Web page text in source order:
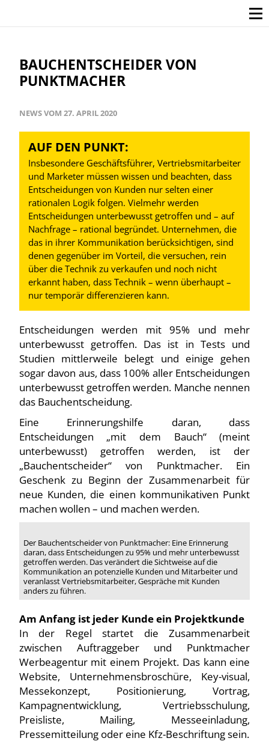
BAUCHENTSCHEIDER VON
PUNKTMACHER
NEWS VOM 27. APRIL 2020
AUF DEN PUNKT:
Insbesondere Geschäftsführer, Vertriebsmitarbeiter
und Marketer müssen wissen und beachten, dass
Entscheidungen von Kunden nur selten einer
rationalen Logik folgen. Vielmehr werden
Entscheidungen unterbewusst getroffen und – auf
Nachfrage – rational begründet. Unternehmen, die
das in ihrer Kommunikation berücksichtigen, sind
denen gegenüber im Vorteil, die versuchen, rein
über die Technik zu verkaufen und noch nicht
erkannt haben, dass Technik – wenn überhaupt –
nur temporär differenzieren kann.
Entscheidungen werden mit 95% und mehr
unterbewusst getroffen. Das ist in Tests und
Studien mittlerweile belegt und einige gehen
sogar davon aus, dass 100% aller Entscheidungen
unterbewusst getroffen werden. Manche nennen
das Bauchentscheidung.
Eine Erinnerungshilfe daran, dass
Entscheidungen „mit dem Bauch“ (meint
unterbewusst) getroffen werden, ist der
„Bauchentscheider“ von Punktmacher. Ein
Geschenk zu Beginn der Zusammenarbeit für
neue Kunden, die einen kommunikativen Punkt
machen wollen – und machen werden.
Der Bauchentscheider von Punktmacher: Eine Erinnerung
daran, dass Entscheidungen zu 95% und mehr unterbewusst
getroffen werden. Das verändert die Sichtweise auf die
Kommunikation an potenzielle Kunden und Mitarbeiter und
veranlasst Vertriebsmitarbeiter, Gespräche mit Kunden
anders zu führen.
Am Anfang ist jeder Kunde ein Projektkunde
In der Regel startet die Zusammenarbeit
zwischen Auftraggeber und Punktmacher
Werbeagentur mit einem Projekt. Das kann eine
Website, Unternehmensbroschüre, Key-visual,
Messekonzept, Positionierung, Vortrag,
Kampagnentwicklung, Vertriebsschulung,
Preisliste, Mailing, Messeeinladung,
Pressemitteilung oder eine Kfz-Beschriftung sein.